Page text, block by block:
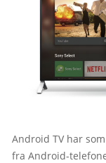
Android TV har
fra Android-